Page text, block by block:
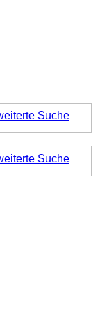
Suche
Suche